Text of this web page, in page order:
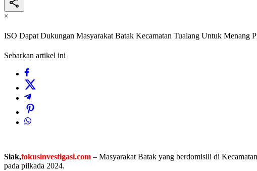
×
ISO Dapat Dukungan Masyarakat Batak Kecamatan Tualang Untuk Menang
Sebarkan artikel ini
Siak,fokusinvestigasi.com – Masyarakat Batak yang berdomisili di
pada pilkada 2024.